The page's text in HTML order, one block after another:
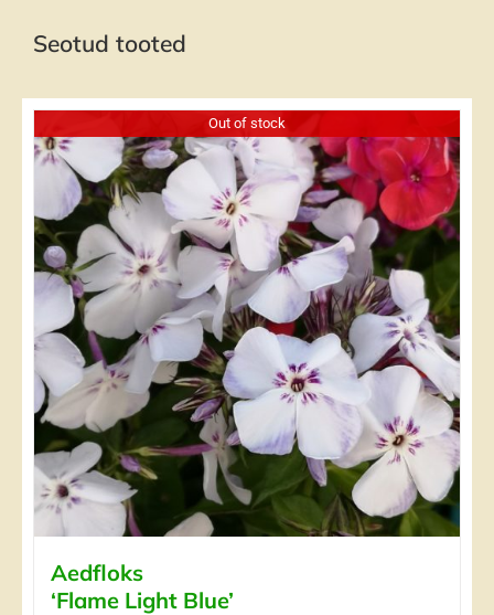
Seotud tooted
Out of stock
Aedfloks
‘Flame Light Blue’